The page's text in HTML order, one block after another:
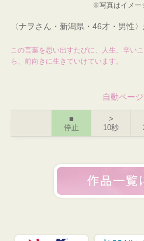
※写真はイメー
〈ナヲさん・新潟県・46才・男性
この言葉を思い出すたびに、人生、辛い
ら、前向きに生きていけています。
自動ペー
■
停止
>
10秒